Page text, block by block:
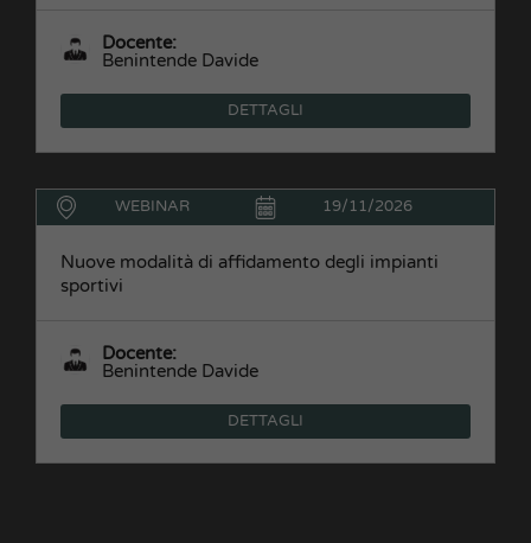
Docente:
Benintende Davide
DETTAGLI
WEBINAR 19/11/2026
Nuove modalità di affidamento degli impianti
sportivi
Docente:
Benintende Davide
DETTAGLI